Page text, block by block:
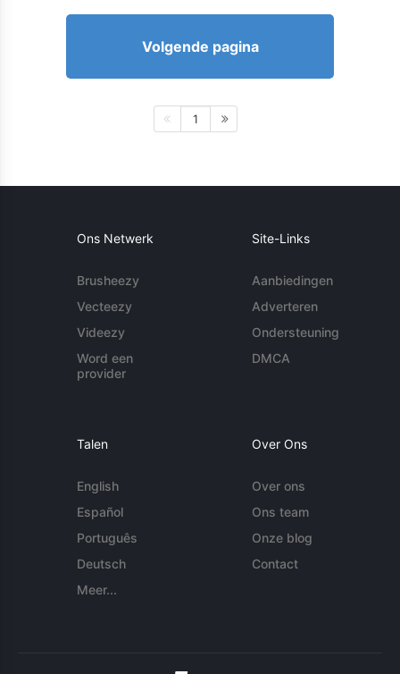
Volgende pagina
1
Ons Netwerk
Brusheezy
Vecteezy
Videezy
Word een
provider
Site-Links
Aanbiedingen
Adverteren
Ondersteuning
DMCA
Talen
English
Español
Português
Deutsch
Meer...
Over Ons
Over ons
Ons team
Onze blog
Contact